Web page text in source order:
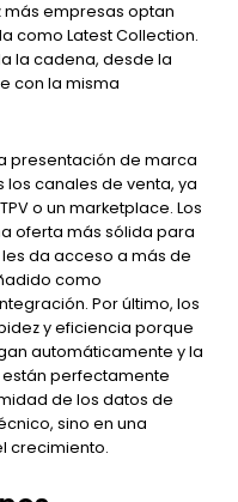
más empresas optan
como Latest Collection.
la cadena, desde la
con la misma
presentación de marca
canales de venta, ya
o un marketplace. Los
oferta más sólida para
da acceso a más de
como
Por último, los
y eficiencia porque
automáticamente y la
perfectamente
de los datos de
sino en una
crecimiento.